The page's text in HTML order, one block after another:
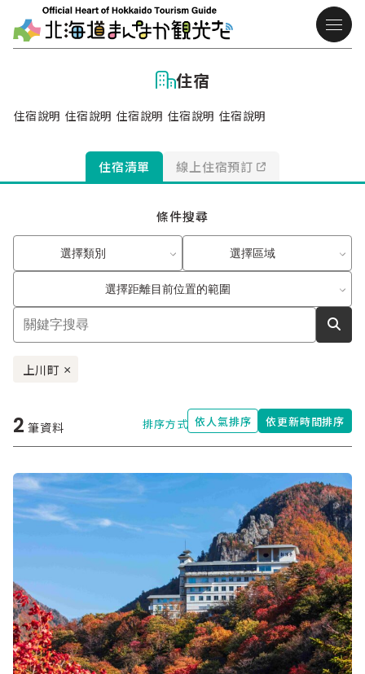
住宿
住宿說明 住宿說明 住宿說明 住宿說明 住宿說明
住宿清單 線上住宿預訂
條件搜尋
選擇類別 選擇區域
選擇距離目前位置的範圍
上川町 ×
2 筆資料 排序方式 依人氣排序 依更新時間排序